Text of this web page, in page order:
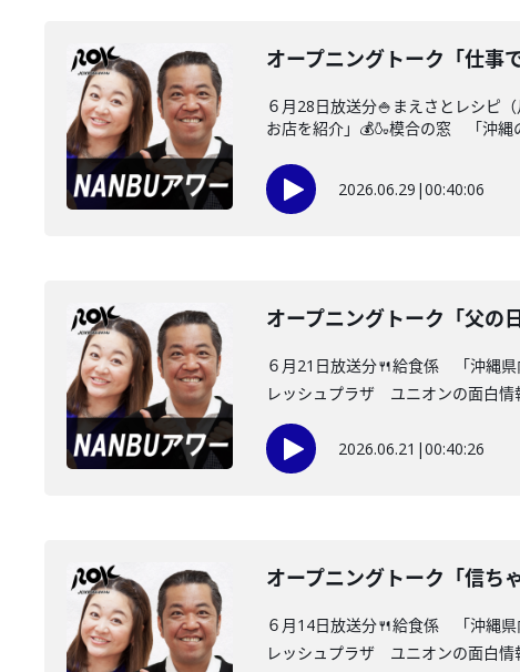
オープニングトーク「仕事
６月28日放送分🍚まえさとレシピ
お店を紹介」💰🍶模合の窓 「沖縄
2026.06.29 |00:40:06
オープニングトーク「父の
６月21日放送分🍴給食係 「沖縄
レッシュプラザ ユニオンの面白情
2026.06.21 |00:40:26
オープニングトーク「信ち
６月14日放送分🍴給食係 「沖縄
レッシュプラザ ユニオンの面白情